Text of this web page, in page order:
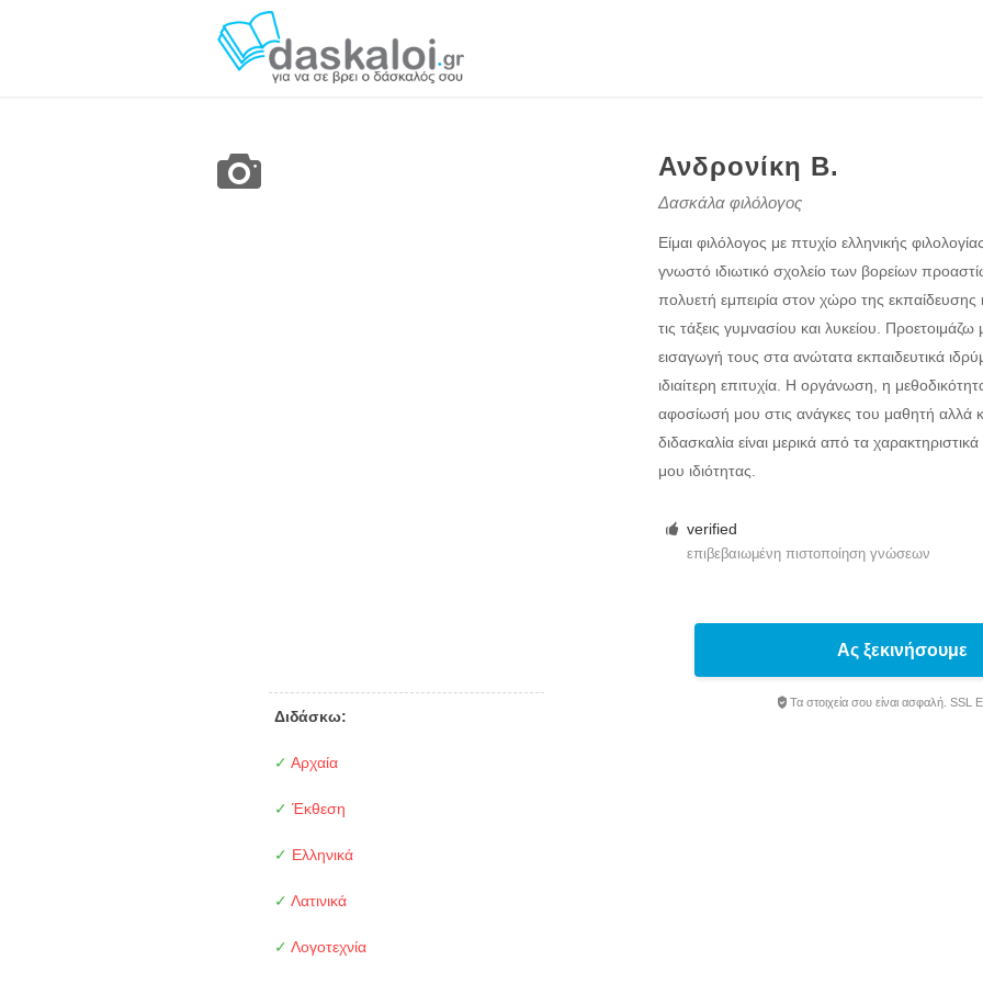
Ανδρονίκη Β.
Δασκάλα φιλόλογος
Είμαι φιλόλογος με πτυχίο ελληνικής
γνωστό ιδιωτικό σχολείο των βορείων
πολυετή εμπειρία στον χώρο της εκπαίδευσης
τις τάξεις γυμνασίου και λυκείου. Προετοιμάζω
εισαγωγή τους στα ανώτατα εκπαιδευτικά
ιδιαίτερη επιτυχία. Η οργάνωση, η
αφοσίωσή μου στις ανάγκες του μαθητή αλλά
διδασκαλία είναι μερικά από τα
μου ιδιότητας.
verified
επιβεβαιωμένη πιστοποίηση γνώσεων
Διδάσκω:
✓ Αρχαία
✓ Έκθεση
✓ Ελληνικά
✓ Λατινικά
✓ Λογοτεχνία
Ας ξεκινήσουμε
Τα στοιχεία σου είναι ασφαλή. SSL